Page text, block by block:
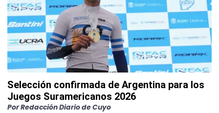
Selección confirmada de Argentina para los
Juegos Suramericanos 2026
PorRedacción Diario de Cuyo